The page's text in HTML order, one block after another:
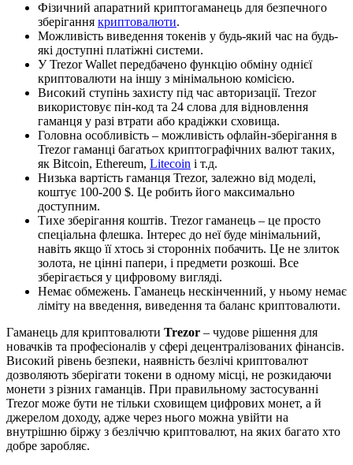
Фізичний апаратний криптогаманець для безпечного
зберігання криптовалюти.
Можливість виведення токенів у будь-який час на будь-
які доступні платіжні системи.
У Trezor Wallet передбачено функцію обміну однієї
криптовалюти на іншу з мінімальною комісією.
Високий ступінь захисту під час авторизації. Trezor
використовує пін-код та 24 слова для відновлення
гаманця у разі втрати або крадіжки сховища.
Головна особливість – можливість офлайн-зберігання в
Trezor гаманці багатьох криптографічних валют таких,
як Bitcoin, Ethereum, Litecoin і т.д.
Низька вартість гаманця Trezor, залежно від моделі,
коштує 100-200 $. Це робить його максимально
доступним.
Тихе зберігання коштів. Trezor гаманець – це просто
спеціальна флешка. Інтерес до неї буде мінімальний,
навіть якщо її хтось зі сторонніх побачить. Це не злиток
золота, не цінні папери, і предмети розкоші. Все
зберігається у цифровому вигляді.
Немає обмежень. Гаманець нескінченний, у ньому немає
ліміту на введення, виведення та баланс криптовалюти.
Гаманець для криптовалюти Trezor – чудове рішення для
новачків та професіоналів у сфері децентралізованих фінансів.
Високий рівень безпеки, наявність безлічі криптовалют
дозволяють зберігати токени в одному місці, не розкидаючи
монети з різних гаманців. При правильному застосуванні
Trezor може бути не тільки сховищем цифрових монет, а й
джерелом доходу, адже через нього можна увійти на
внутрішню біржу з безліччю криптовалют, на яких багато хто
добре заробляє.